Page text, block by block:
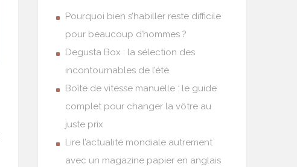
Pourquoi bien s’habiller reste difficile
pour beaucoup d’hommes ?
Degusta Box : la sélection des
incontournables de l’été
Boîte de vitesse manuelle : le guide
complet pour changer la vôtre au
juste prix
Lire l’actualité mondiale autrement
avec un magazine papier en anglais